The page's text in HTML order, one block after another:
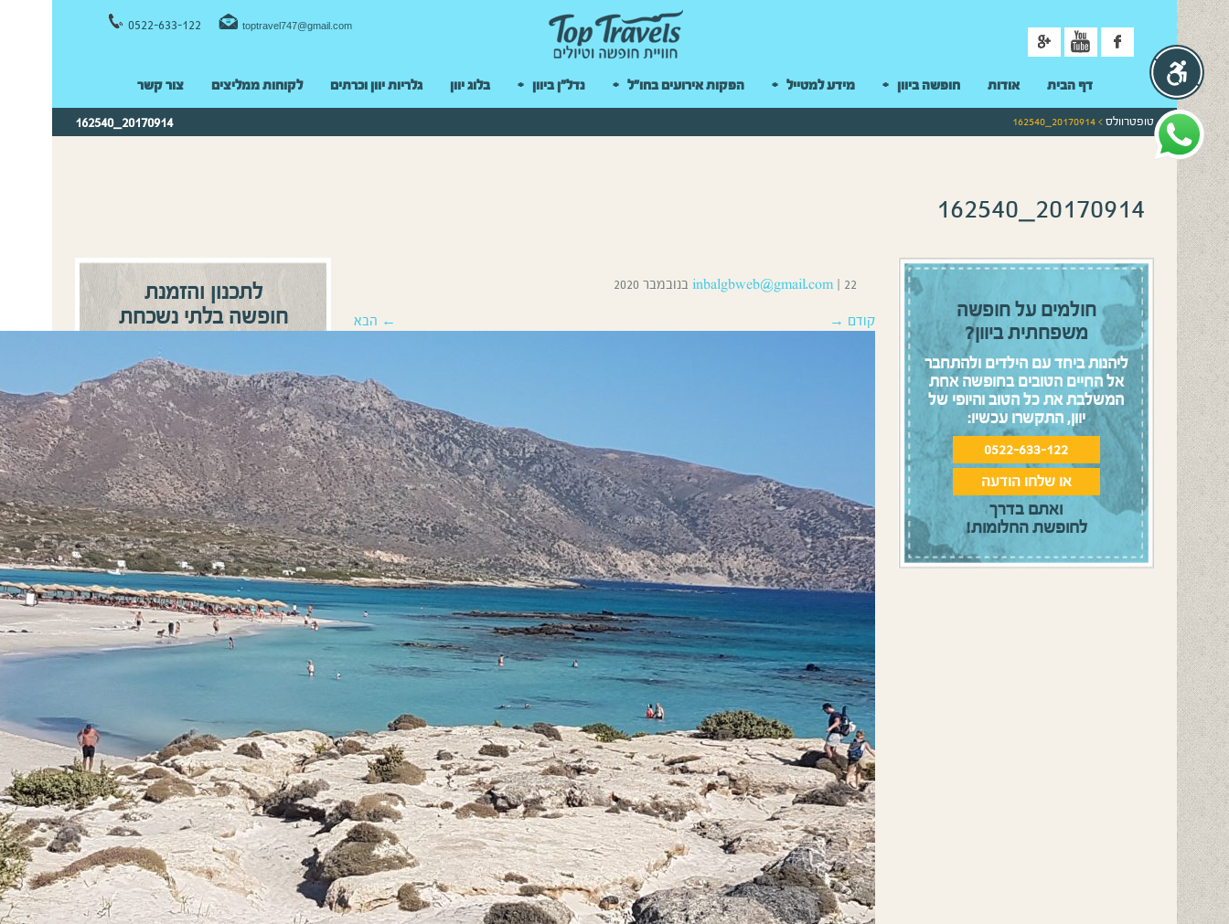
0522-633-122 toptravel747@gmail.com
דף הבית אודות חופשה ביוון מידע למטייל הפקות אירועים בחו"ל נדל"ן ביוון בלוג יוון גלריות יוון וכרתים לקוחות ממליצים צור קשר
טופטרוולס > 20170914_162540
20170914_162540
20170914_162540
לתכנון והזמנת
חופשה בלתי נשכחת
השאירו פרטים ונחזור אליכם
בהקדם!
שם מלא
אימייל
טלפון
מדוע לנפוש איתנו?
כי נדאג לכל מה שצריך לחופשה
inbalgbweb@gmail.com 22 בנובמבר 2020
קודם → ← הבא
חולמים על חופשה
משפחתית ביוון?
ליהנות ביחד עם הילדים ולהתחבר
אל החיים הטובים בחופשה אחת
המשלבת את כל הטוב והיופי של
יוון, התקשרו עכשיו:
0522-633-122
או שלחו הודעה
ואתם בדרך
לחופשת החלומות!